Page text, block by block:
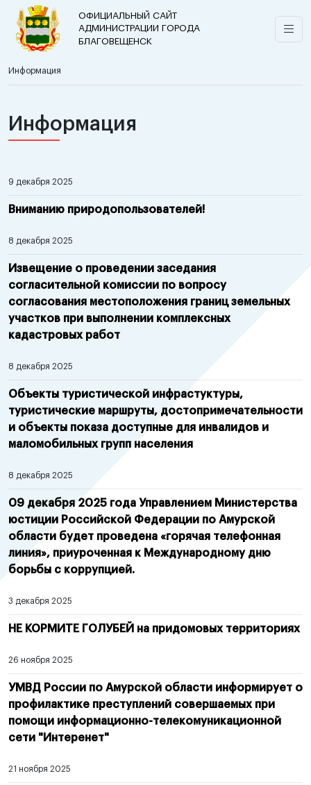
ОФИЦИАЛЬНЫЙ САЙТ
АДМИНИСТРАЦИИ ГОРОДА
БЛАГОВЕЩЕНСК
Информация
Информация
9 декабря 2025
Вниманию природопользователей!
8 декабря 2025
Извещение о проведении заседания
согласительной комиссии по вопросу
согласования местоположения границ земельных
участков при выполнении комплексных
кадастровых работ
8 декабря 2025
Объекты туристической инфрастуктуры,
туристические маршруты, достопримечательности
и объекты показа доступные для инвалидов и
маломобильных групп населения
8 декабря 2025
09 декабря 2025 года Управлением Министерства
юстиции Российской Федерации по Амурской
области будет проведена «горячая телефонная
линия», приуроченная к Международному дню
борьбы с коррупцией.
3 декабря 2025
НЕ КОРМИТЕ ГОЛУБЕЙ на придомовых территориях
26 ноября 2025
УМВД России по Амурской области информирует о
профилактике преступлений совершаемых при
помощи информационно-телекомуникационной
сети "Интеренет"
21 ноября 2025